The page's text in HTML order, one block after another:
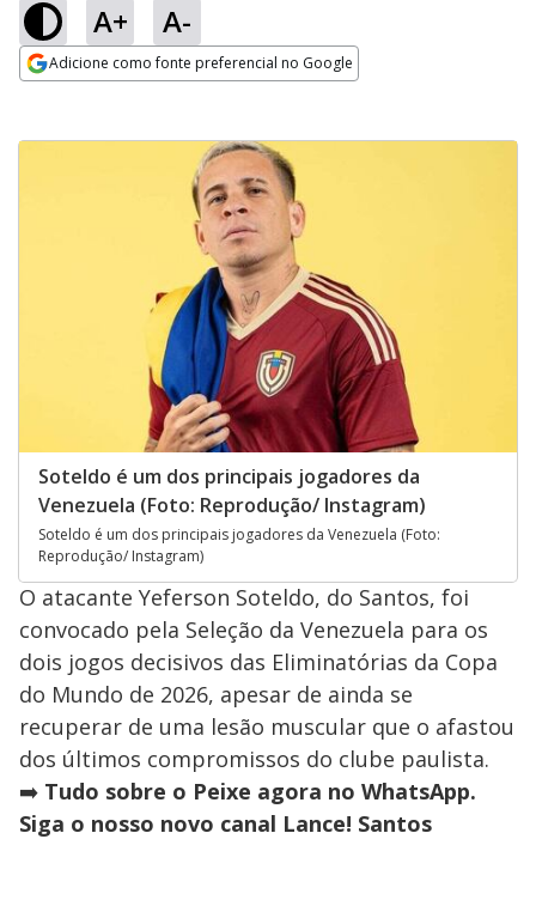
A+ A-
Adicione como fonte preferencial no Google
Soteldo é um dos principais jogadores da
Venezuela (Foto: Reprodução/ Instagram)
Soteldo é um dos principais jogadores da Venezuela (Foto:
Reprodução/ Instagram)
O atacante Yeferson Soteldo, do Santos, foi
convocado pela Seleção da Venezuela para os
dois jogos decisivos das Eliminatórias da Copa
do Mundo de 2026, apesar de ainda se
recuperar de uma lesão muscular que o afastou
dos últimos compromissos do clube paulista.
➡️ Tudo sobre o Peixe agora no WhatsApp.
Siga o nosso novo canal Lance! Santos